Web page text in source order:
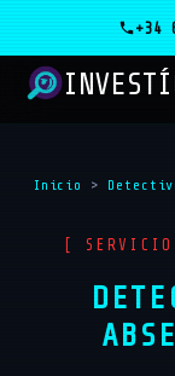
+34
Inicio >
[